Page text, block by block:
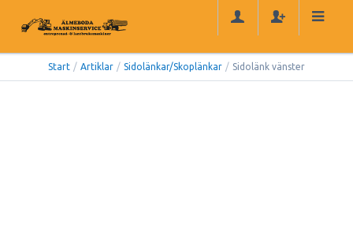
Start / Artiklar / Sidolänkar/Skoplänkar / Sidolänk vänster